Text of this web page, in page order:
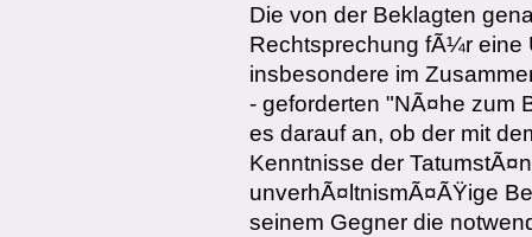
Die von der Beklagten
Rechtsprechung fÃ¼r eine
insbesondere im
- geforderten "NÃ¤he zum
es darauf an, ob der mit
Kenntnisse der
unverhÃ¤ltnismÃ¤ÃŸige
seinem Gegner die